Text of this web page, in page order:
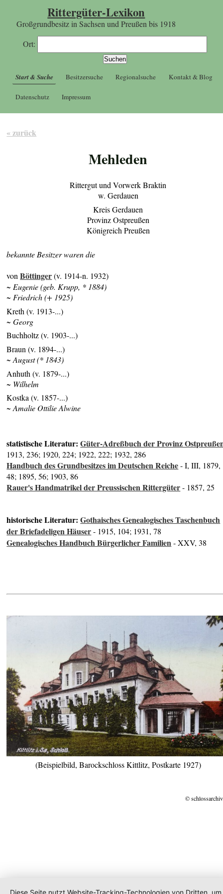
Rittergüter-Lexikon
Großgrundbesitz in Sachsen und Preußen bis 1918
Ort:
Start & Suche Besitzersuche Regionalsuche Kontakt & Blog
Datenschutz Impressum
« zurück
Mehleden
Rittergut und Vorwerk Braktin
w. Gerdauen
Kreis Gerdauen
Provinz Ostpreußen
Königreich Preußen
bekannte Besitzer waren die
vonBöttinger(v. 1914-n. 1932)
~ Eugenie (geb. Krupp, * 1884)
~ Friedrich (+ 1925)
Kreth (v. 1913-...)
~ Georg
Buchholtz (v. 1903-...)
Braun (v. 1894-...)
~ August (* 1843)
Anhuth (v. 1879-...)
~ Wilhelm
Kostka (v. 1857-...)
~ Amalie Ottilie Alwine
statistische Literatur:Güter-Adreßbuch der Provinz
1913, 236; 1920, 224; 1922, 222; 1932, 286
Handbuch des Grundbesitzes im Deutschen Reiche- I, III, 1879,
48; 1895, 56; 1903, 86
Rauer's Handmatrikel der Preussischen Rittergüter- 1857, 25
historische Literatur:Gothaisches Genealogisches Taschenbuch
der Briefadeligen Häuser- 1915, 104; 1931, 78
Genealogisches Handbuch Bürgerlicher Familien- XXV, 38
(Beispielbild, Barockschloss Kittlitz, Postkarte 1927)
©
Diese Seite nutzt Website-Tracking-Technologien von Dritten, um